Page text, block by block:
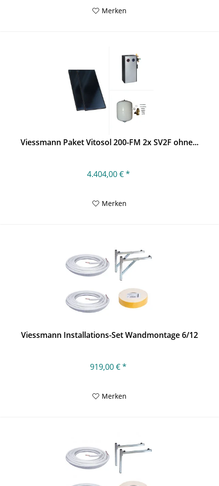
Merken
Viessmann Paket Vitosol 200-FM 2x SV2F ohne...
4.404,00 € *
Merken
Viessmann Installations-Set Wandmontage 6/12
919,00 € *
Merken